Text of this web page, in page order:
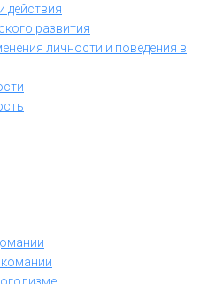
действия
развития
личности и поведения в